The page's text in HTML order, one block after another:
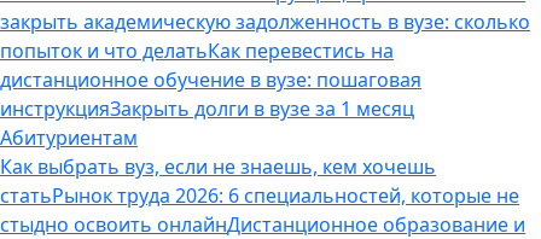
закрыть академическую задолженность в вузе: сколько
попыток и что делатьКак перевестись на
дистанционное обучение в вузе: пошаговая
инструкцияЗакрыть долги в вузе за 1 месяц
Абитуриентам
Как выбрать вуз, если не знаешь, кем хочешь
статьРынок труда 2026: 6 специальностей, которые не
стыдно освоить онлайнДистанционное образование и